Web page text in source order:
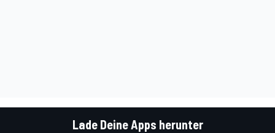
Lade Deine Apps herunter